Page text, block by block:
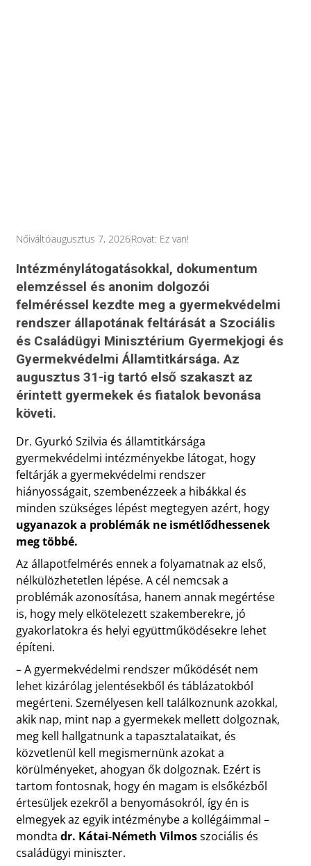
Nőiváltóaugusztus 7, 2026Rovat: Ez van!
Intézménylátogatásokkal, dokumentum
elemzéssel és anonim dolgozói
felméréssel kezdte meg a gyermekvédelmi
rendszer állapotának feltárását a Szociális
és Családügyi Minisztérium Gyermekjogi és
Gyermekvédelmi Államtitkársága. Az
augusztus 31-ig tartó első szakaszt az
érintett gyermekek és fiatalok bevonása
követi.
Dr. Gyurkó Szilvia és államtitkársága
gyermekvédelmi intézményekbe látogat, hogy
feltárják a gyermekvédelmi rendszer
hiányosságait, szembenézzeek a hibákkal és
minden szükséges lépést megtegyen azért, hogy
ugyanazok a problémák ne ismétlődhessenek
meg többé.
Az állapotfelmérés ennek a folyamatnak az első,
nélkülözhetetlen lépése. A cél nemcsak a
problémák azonosítása, hanem annak megértése
is, hogy mely elkötelezett szakemberekre, jó
gyakorlatokra és helyi együttműködésekre lehet
építeni.
– A gyermekvédelmi rendszer működését nem
lehet kizárólag jelentésekből és táblázatokból
megérteni. Személyesen kell találkoznunk azokkal,
akik nap, mint nap a gyermekek mellett dolgoznak,
meg kell hallgatnunk a tapasztalataikat, és
közvetlenül kell megismernünk azokat a
körülményeket, ahogyan ők dolgoznak. Ezért is
tartom fontosnak, hogy én magam is elsőkézből
értesüljek ezekről a benyomásokról, így én is
elmegyek az egyik intézménybe a kollégáimmal –
mondta dr. Kátai-Németh Vilmosszociális és
családügyi miniszter.